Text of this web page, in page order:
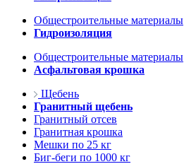
Общестроительные материалы
Гидроизоляция
Общестроительные материалы
Асфальтовая крошка
Щебень
Гранитный щебень
Гранитный отсев
Гранитная крошка
Мешки по 25 кг
Биг-беги по 1000 кг